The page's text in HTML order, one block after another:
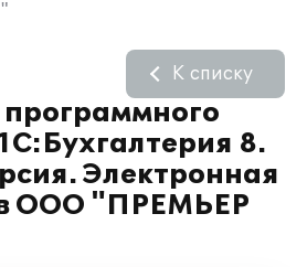
8.
Электронная
ООО "ПРЕМЬЕР
К списку